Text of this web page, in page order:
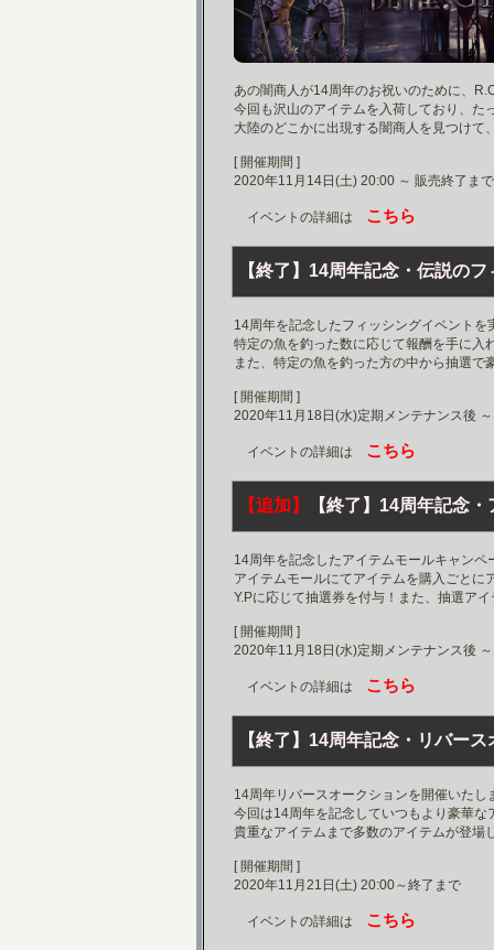
あの闇商人が14周年のお祝いのために、
今回も沢山のアイテムを入荷しており、た
大陸のどこかに出現する闇商人を見つけて
[ 開催期間 ]
2020年11月14日(土) 20:00 ～ 販売終了まで
イベントの詳細は こちら
【終了】14周年記念・伝説の
14周年を記念したフィッシングイベントを
特定の魚を釣った数に応じて報酬を手に入
また、特定の魚を釣った方の中から抽選で
[ 開催期間 ]
2020年11月18日(水)定期メンテナンス後
イベントの詳細は こちら
【追加】 【終了】14周年記念
14周年を記念したアイテムモールキャン
アイテムモールにてアイテムを購入ごとに
Y.Pに応じて抽選券を付与！また、抽選ア
[ 開催期間 ]
2020年11月18日(水)定期メンテナンス後
イベントの詳細は こちら
【終了】14周年記念・リバー
14周年リバースオークションを開催いたし
今回は14周年を記念していつもより豪華な
貴重なアイテムまで多数のアイテムが登場
[ 開催期間 ]
2020年11月21日(土) 20:00～終了まで
イベントの詳細は こちら